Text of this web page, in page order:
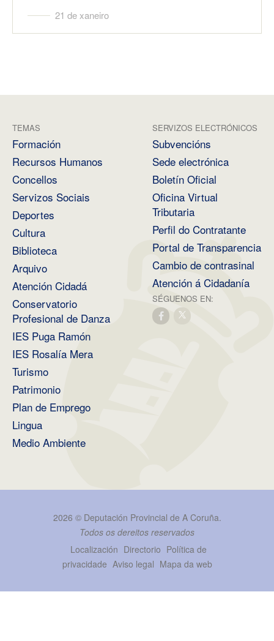
21 de xaneiro
TEMAS
Formación
Recursos Humanos
Concellos
Servizos Sociais
Deportes
Cultura
Biblioteca
Arquivo
Atención Cidadá
Conservatorio
Profesional de Danza
IES Puga Ramón
IES Rosalía Mera
Turismo
Patrimonio
Plan de Emprego
Lingua
Medio Ambiente
SERVIZOS ELECTRÓNICOS
Subvencións
Sede electrónica
Boletín Oficial
Oficina Virtual
Tributaria
Perfil do Contratante
Portal de Transparencia
Cambio de contrasinal
Atención á Cidadanía
SÉGUENOS EN:
2026 © Deputación Provincial de A Coruña.
Todos os dereitos reservados
Localización Directorio Política de
privacidade Aviso legal Mapa da web